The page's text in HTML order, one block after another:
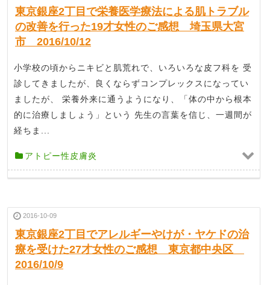
東京銀座2丁目で栄養医学療法による肌トラブル
の改善を行った19才女性のご感想 埼玉県大宮
市 2016/10/12
小学校の頃からニキビと肌荒れで、いろいろな皮フ科を 受
診してきましたが、良くならずコンプレックスになってい
ましたが、 栄養外来に通うようになり、「体の中から根本
的に治療しましょう」という 先生の言葉を信じ、一週間が
経ちま...
アトピー性皮膚炎
2016-10-09
東京銀座2丁目でアレルギーやけが・ヤケドの治
療を受けた27才女性のご感想 東京都中央区
2016/10/9